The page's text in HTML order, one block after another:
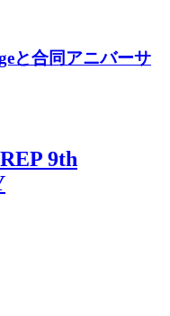
と合同アニバーサ
9th